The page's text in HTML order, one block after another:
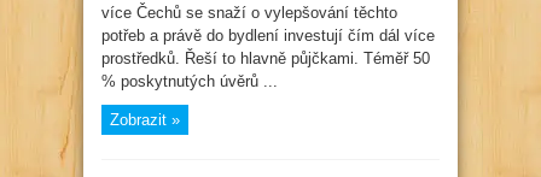
stále
více
Čechů
více Čechů se snaží o vylepšování těchto
potřeb a právě do bydlení investují čím dál více
prostředků. Řeší to hlavně půjčkami. Téměř 50
% poskytnutých úvěrů ...
Zobrazit »